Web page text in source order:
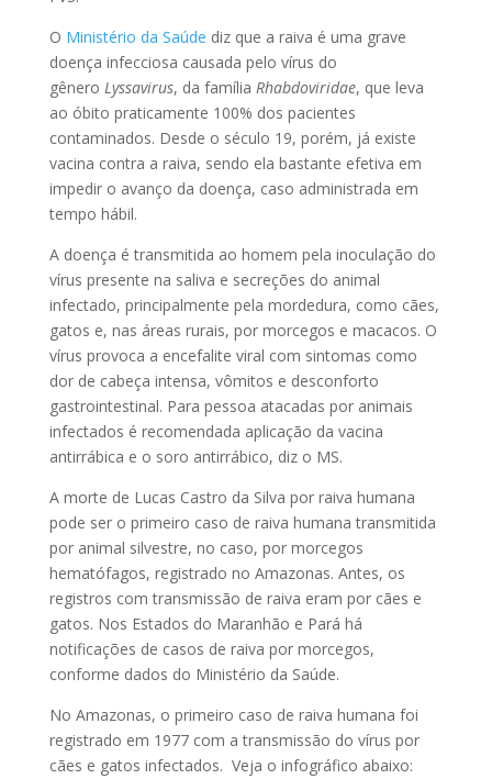
O Ministério da Saúde diz que a raiva é uma grave
doença infecciosa causada pelo vírus do
gênero Lyssavirus, da família Rhabdoviridae, que leva
ao óbito praticamente 100% dos pacientes
contaminados. Desde o século 19, porém, já existe
vacina contra a raiva, sendo ela bastante efetiva em
impedir o avanço da doença, caso administrada em
tempo hábil.
A doença é transmitida ao homem pela inoculação do
vírus presente na saliva e secreções do animal
infectado, principalmente pela mordedura, como cães,
gatos e, nas áreas rurais, por morcegos e macacos. O
vírus provoca a encefalite viral com sintomas como
dor de cabeça intensa, vômitos e desconforto
gastrointestinal. Para pessoa atacadas por animais
infectados é recomendada aplicação da vacina
antirrábica e o soro antirrábico, diz o MS.
A morte de Lucas Castro da Silva por raiva humana
pode ser o primeiro caso de raiva humana transmitida
por animal silvestre, no caso, por morcegos
hematófagos, registrado no Amazonas. Antes, os
registros com transmissão de raiva eram por cães e
gatos. Nos Estados do Maranhão e Pará há
notificações de casos de raiva por morcegos,
conforme dados do Ministério da Saúde.
No Amazonas, o primeiro caso de raiva humana foi
registrado em 1977 com a transmissão do vírus por
cães e gatos infectados. Veja o infográfico abaixo: